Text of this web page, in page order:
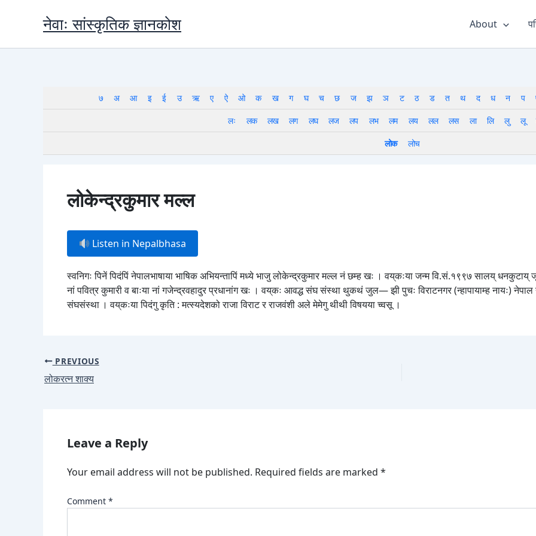
नेवाः सांस्कृतिक ज्ञानकोश About
७ अ आ इ ई उ ऋ ए ऐ ओ क ख ग घ च छ ज झ ञ ट ठ ड त थ द ध न प
लः
लक लख लग लघ लज लप लभ लम लय लल लस ला लि लु लू
लोक
लोच
लोकेन्द्रकुमार मल्ल
Listen in Nepalbhasa
स्वनिगः पिनें पिदंपिं नेपालभाषाया भाषिक अभियन्तापिं मध्ये भाजु लोकेन्द्रकुमार मल्ल नं छम्ह खः । वय्‌कःया जन्म वि.सं.१९९७ सालय्
नां पवित्र कुमारी व बाःया नां गजेन्द्रवहादुर प्रधानांग खः । वय्‌कः आवद्ध संघ संस्था थुकथं जुल— झी पुचः विराटनगर (न्हापायाम्ह नायः) नेपाल
संघसंस्था । वय्‌कःया पिदंगु कृति : मत्स्यदेशको राजा विराट र राजवंशी अले मेमेगु थीथी विषयया च्वसू ।
PREVIOUS
लोकरत्न शाक्य
Leave a Reply
Your email address will not be published. Required fields are marked *
Comment *